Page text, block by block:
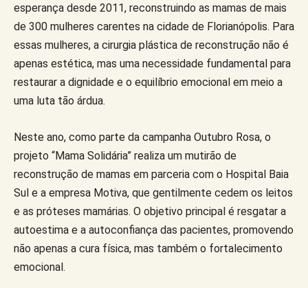
esperança desde 2011, reconstruindo as mamas de mais
de 300 mulheres carentes na cidade de Florianópolis. Para
essas mulheres, a cirurgia plástica de reconstrução não é
apenas estética, mas uma necessidade fundamental para
restaurar a dignidade e o equilíbrio emocional em meio a
uma luta tão árdua.
Neste ano, como parte da campanha Outubro Rosa, o
projeto “Mama Solidária” realiza um mutirão de
reconstrução de mamas em parceria com o Hospital Baia
Sul e a empresa Motiva, que gentilmente cedem os leitos
e as próteses mamárias. O objetivo principal é resgatar a
autoestima e a autoconfiança das pacientes, promovendo
não apenas a cura física, mas também o fortalecimento
emocional.